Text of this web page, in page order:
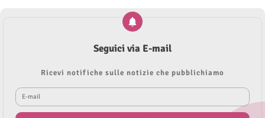
Seguici via E-mail
Ricevi notifiche sulle notizie che pubblichiamo